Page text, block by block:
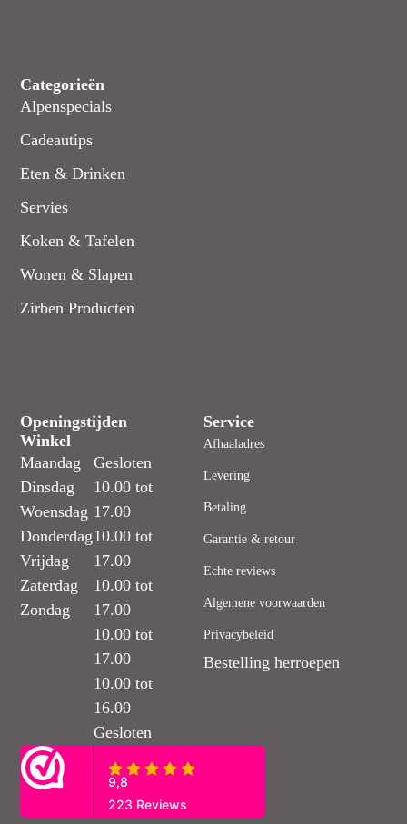
Categorieën
Alpenspecials
Cadeautips
Eten & Drinken
Servies
Koken & Tafelen
Wonen & Slapen
Zirben Producten
Openingstijden
Winkel
Maandag
Dinsdag
Woensdag
Donderdag
Vrijdag
Zaterdag
Zondag
Gesloten
10.00 tot
17.00
10.00 tot
17.00
10.00 tot
17.00
10.00 tot
17.00
10.00 tot
16.00
Gesloten
Service
Afhaaladres
Levering
Betaling
Garantie & retour
Echte reviews
Algemene voorwaarden
Privacybeleid
Bestelling herroepen